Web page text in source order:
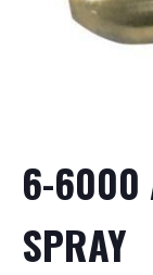
6-6000
SPRAY